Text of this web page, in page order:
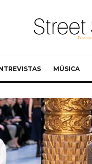
MÚSICA